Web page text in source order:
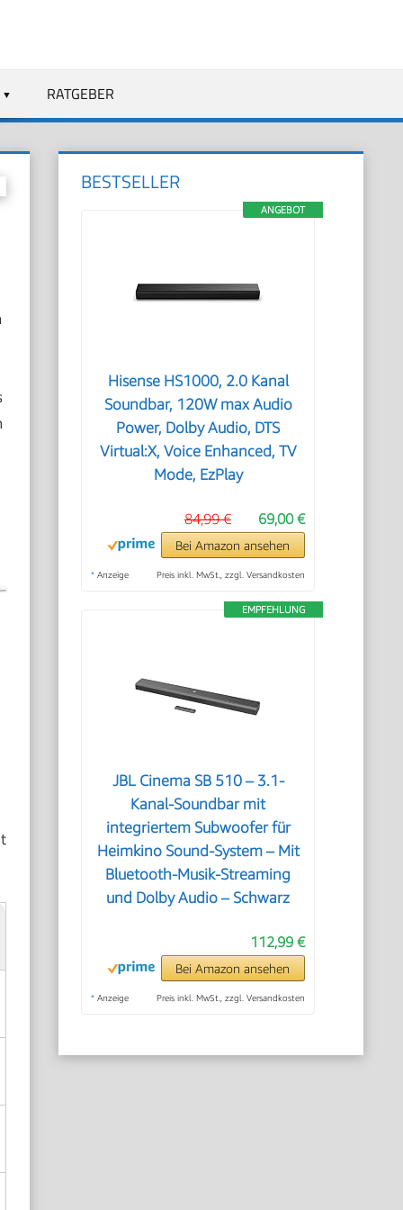
RATGEBER
BESTSELLER
ANGEBOT
Hisense HS1000, 2.0 Kanal
Soundbar, 120W max Audio
Power, Dolby Audio, DTS
Virtual:X, Voice Enhanced, TV
Mode, EzPlay
69,00 €
84,99 €
Bei Amazon ansehen
* Anzeige Preis inkl. MwSt., zzgl. Versandkosten
EMPFEHLUNG
JBL Cinema SB 510 – 3.1-
Kanal-Soundbar mit
integriertem Subwoofer für
Heimkino Sound-System – Mit
Bluetooth-Musik-Streaming
und Dolby Audio – Schwarz
112,99 €
Bei Amazon ansehen
* Anzeige Preis inkl. MwSt., zzgl. Versandkosten